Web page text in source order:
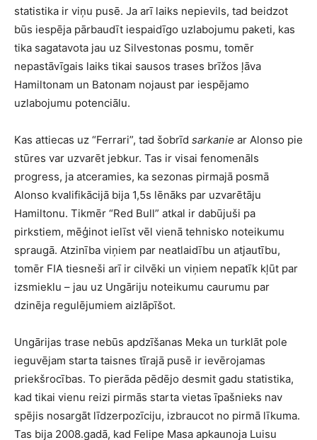
statistika ir viņu pusē. Ja arī laiks nepievils, tad beidzot
būs iespēja pārbaudīt iespaidīgo uzlabojumu paketi, kas
tika sagatavota jau uz Silvestonas posmu, tomēr
nepastāvīgais laiks tikai sausos trases brīžos ļāva
Hamiltonam un Batonam nojaust par iespējamo
uzlabojumu potenciālu.
Kas attiecas uz “Ferrari”, tad šobrīd sarkanie ar Alonso pie
stūres var uzvarēt jebkur. Tas ir visai fenomenāls
progress, ja atceramies, ka sezonas pirmajā posmā
Alonso kvalifikācijā bija 1,5s lēnāks par uzvarētāju
Hamiltonu. Tikmēr “Red Bull” atkal ir dabūjuši pa
pirkstiem, mēģinot ielīst vēl vienā tehnisko noteikumu
spraugā. Atzinība viņiem par neatlaidību un atjautību,
tomēr FIA tiesneši arī ir cilvēki un viņiem nepatīk kļūt par
izsmieklu – jau uz Ungāriju noteikumu caurumu par
dzinēja regulējumiem aizlāpīšot.
Ungārijas trase nebūs apdzīšanas Meka un turklāt pole
ieguvējam starta taisnes tīrajā pusē ir ievērojamas
priekšrocības. To pierāda pēdējo desmit gadu statistika,
kad tikai vienu reizi pirmās starta vietas īpašnieks nav
spējis nosargāt līdzerpozīciju, izbraucot no pirmā līkuma.
Tas bija 2008.gadā, kad Felipe Masa apkaunoja Luisu